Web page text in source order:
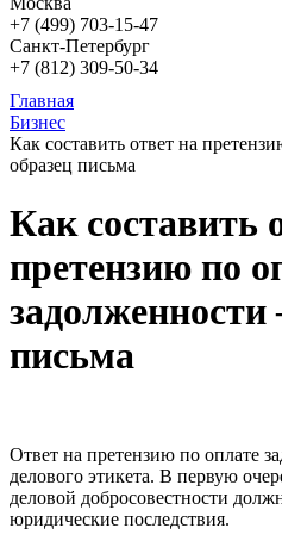
+7 (499) 703-15-47
Санкт-Петербург
+7 (812) 309-50-34
Главная
Бизнес
Как составить ответ на
образец письма
Как составить
претензию по
задолженности
письма
Ответ на претензию по оплате
делового этикета. В первую
деловой добросовестности
юридические последствия.